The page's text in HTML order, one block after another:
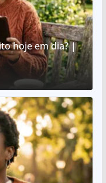
hoje em dia? |